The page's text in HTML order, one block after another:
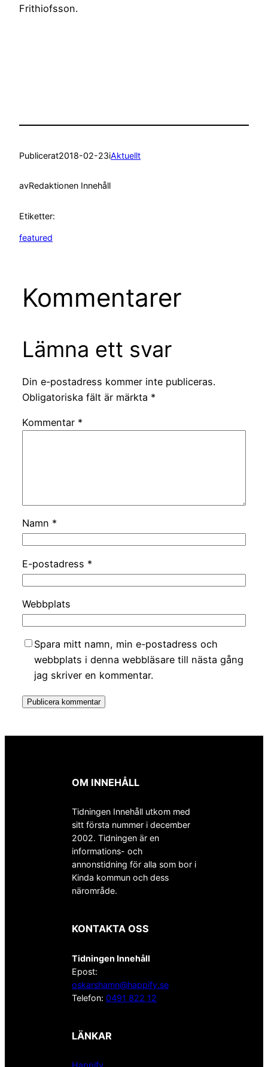
Frithiofsson.
Publicerat2018-02-23iAktuellt
avRedaktionen Innehåll
Etiketter:
featured
Kommentarer
Lämna ett svar
Din e-postadress kommer inte publiceras.
Obligatoriska fält är märkta *
Kommentar *
Namn *
E-postadress *
Webbplats
Spara mitt namn, min e-postadress och
webbplats i denna webbläsare till nästa gång
jag skriver en kommentar.
OM INNEHÅLL
Tidningen Innehåll utkom med
sitt första nummer i december
2002. Tidningen är en
informations- och
annonstidning för alla som bor i
Kinda kommun och dess
närområde.
KONTAKTA OSS
Tidningen Innehåll
Epost:
oskarshamn@happify.se
Telefon: 0491 822 12
LÄNKAR
Happify